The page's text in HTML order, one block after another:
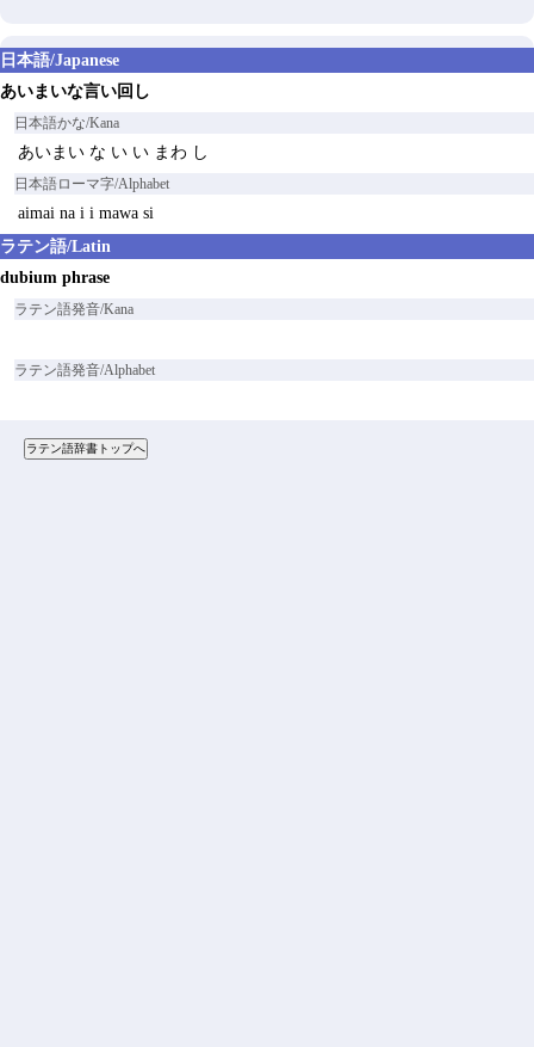
日本語/Japanese
あいまいな言い回し
日本語かな/Kana
あいまい な い い まわ し
日本語ローマ字/Alphabet
aimai na i i mawa si
ラテン語/Latin
dubium phrase
ラテン語発音/Kana
ラテン語発音/Alphabet